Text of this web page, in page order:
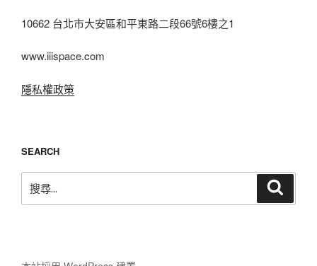
10662 台北市大安區和平東路二段66號6樓之1
www.iiispace.com
隱私權政策
SEARCH
尋